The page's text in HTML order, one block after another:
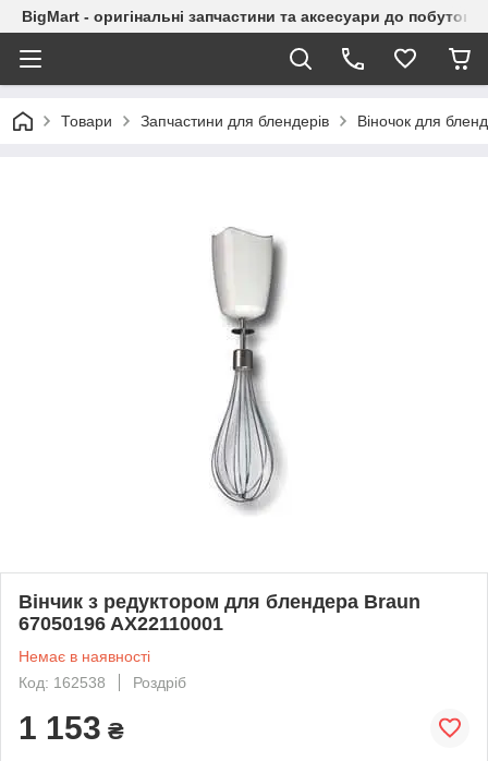
BigMart - оригінальні запчастини та аксесуари до побутової
Товари Запчастини для блендерів Віночок для
Вінчик з редуктором для блендера Braun
67050196 AX22110001
Немає в наявності
Код: 162538
Роздріб
1 153 ₴